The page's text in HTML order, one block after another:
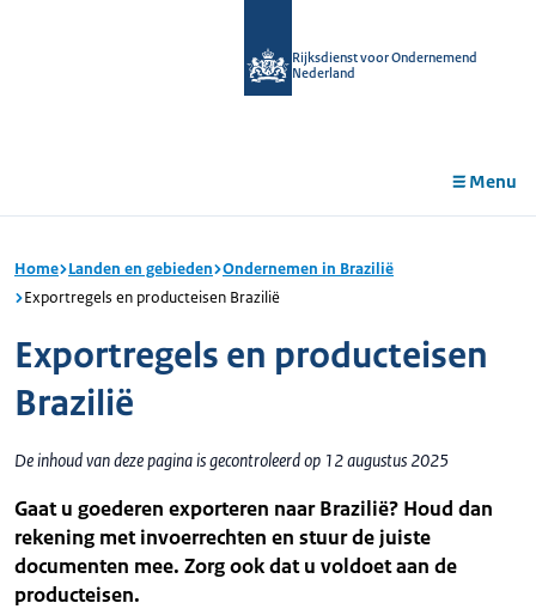
Rijksdienst voor Ondernemend
Nederland
Menu
Home Landen en gebieden Ondernemen in Brazilië
Exportregels en producteisen Brazilië
Exportregels en producteisen
Brazilië
De inhoud van deze pagina is gecontroleerd op 12 augustus 2025
Gaat u goederen exporteren naar Brazilië? Houd dan
rekening met invoerrechten en stuur de juiste
documenten mee. Zorg ook dat u voldoet aan de
producteisen.